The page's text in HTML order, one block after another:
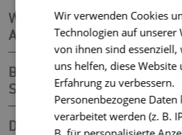
Wichtige Umsteigepunkte im
Aus „ZUM“ wird „Zentrum“
Busverkehr für den Spätbus,
Sonntag und Feiertage
Die Vorteile des Neuen
Wir verwenden Cookies
Technologien auf unserer
von ihnen sind essenziell,
uns helfen, diese Website
Erfahrung zu verbessern.
Personenbezogene Daten
verarbeitet werden (z. B.